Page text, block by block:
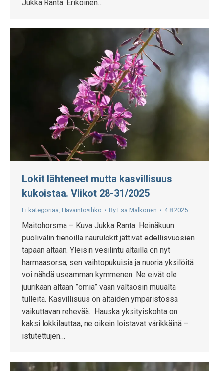
Jukka Ranta: Erikoinen…
Lokit lähteneet mutta kasvillisuus
kukoistaa. Viikot 28-31/2025
Ei kategoriaa, Havaintovihko By Esa Malkonen 4.8.2025
Maitohorsma – Kuva Jukka Ranta. Heinäkuun
puolivälin tienoilla naurulokit jättivät edellisvuosien
tapaan altaan. Yleisin vesilintu altailla on nyt
harmaasorsa, sen vaihtopukuisia ja nuoria yksilöitä
voi nähdä useamman kymmenen. Ne eivät ole
juurikaan altaan ”omia” vaan valtaosin muualta
tulleita. Kasvillisuus on altaiden ympäristössä
vaikuttavan rehevää. Hauska yksityiskohta on
kaksi lokkilauttaa, ne oikein loistavat värikkäinä –
istutettujen…